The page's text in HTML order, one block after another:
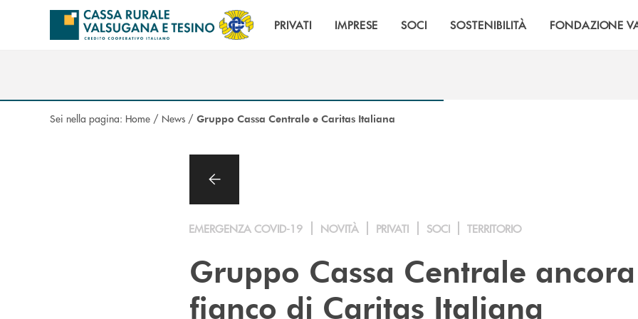
Salta al contenuto principale
PRIVATI IMPRESE SOCI SOSTENIBILITÀ FONDAZIONE
Sei nella pagina: Home / News / Gruppo Cassa Centrale e Caritas Italiana
EMERGENZA COVID-19 NOVITÀ PRIVATI SOCI TERRITORIO
Gruppo Cassa Centrale
fianco di Caritas Italiana